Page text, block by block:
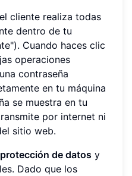
cliente realiza todas
dentro de tu
Cuando haces clic
operaciones
contraseña
en tu máquina
se muestra en tu
por internet ni
sitio web.
protección de datos y
Dado que los